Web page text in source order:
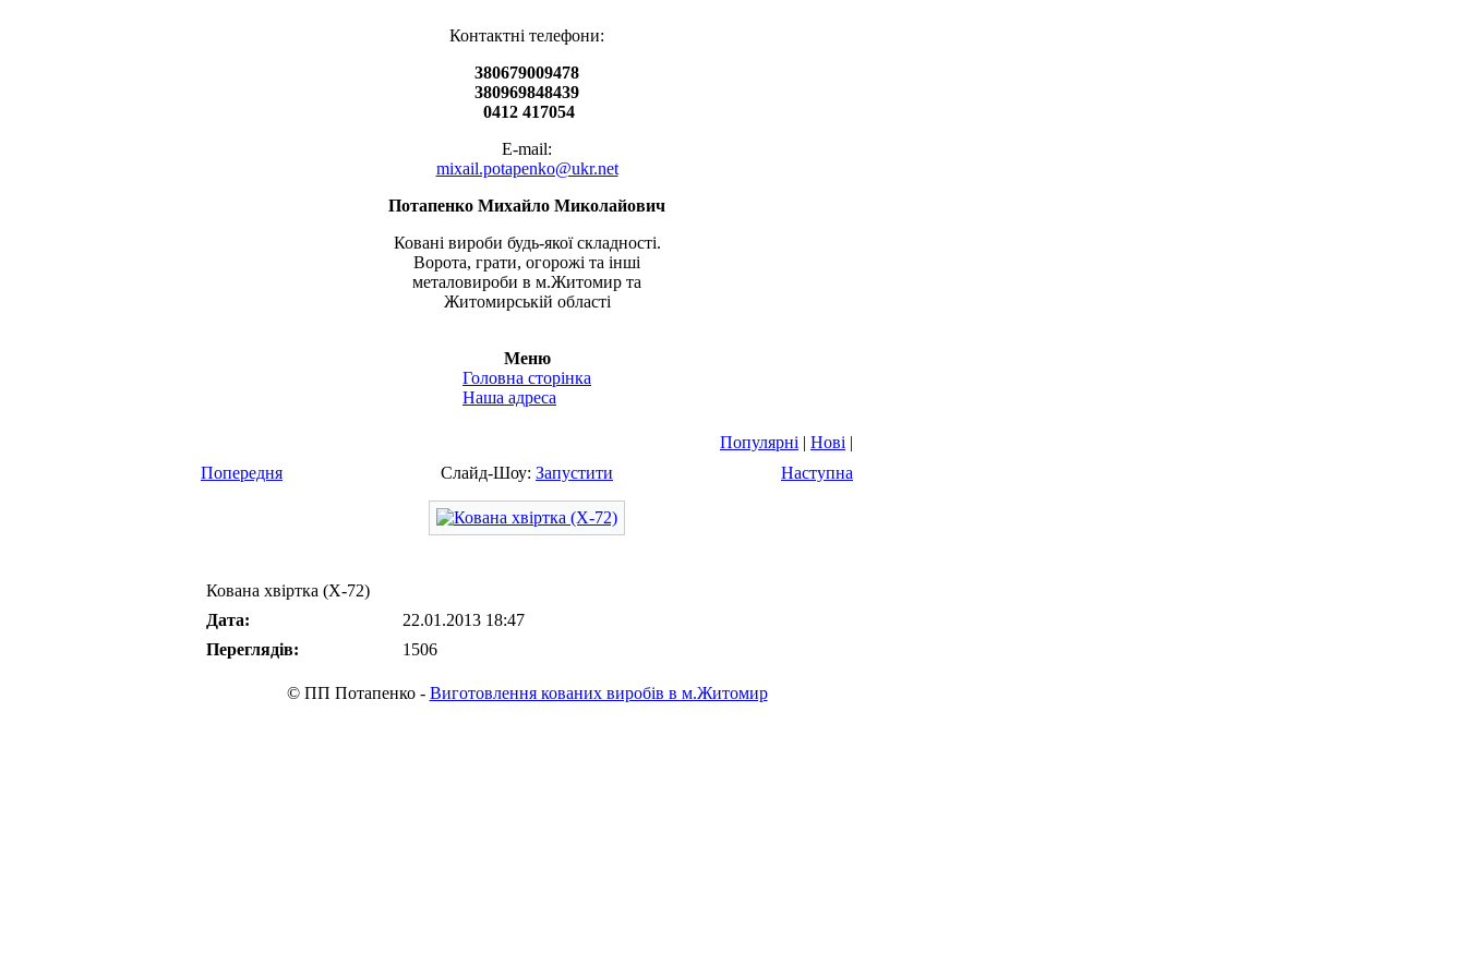
Контактні телефони:
380679009478
380969848439
0412 417054
E-mail:
mixail.potapenko@ukr.net
Потапенко Михайло Миколайович
Ковані вироби будь-якої складності.
Ворота, грати, огорожі та інші
металовироби в м.Житомир та
Житомирській області
Меню
Головна сторінка
Наша адреса
Популярні | Нові |
Попередня
Слайд-Шоу: Запустити Наступна
Кована хвіртка (Х-72)
Дата:
22.01.2013 18:47
Переглядів:
1506
© ПП Потапенко - Виготовлення кованих виробів в м.Житомир